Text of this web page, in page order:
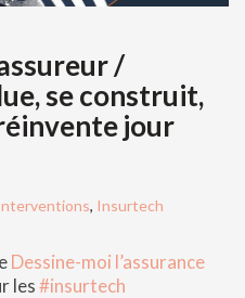
/
se construit,
jour
, Insurtech
Dessine-moi l’assurance
les#insurtech